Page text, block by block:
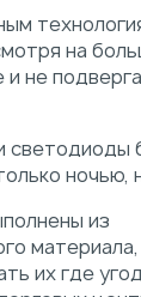
на
и не
светодиоды
ночью,
из
их где